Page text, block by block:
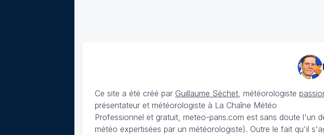
Ce site a été créé par Guillaume Séchet , météorologiste
présentateur et météorologiste à La Chaîne Météo
Professionnel et gratuit, meteo-paris.com est sans doute l'un
météo expertisées par un météorologiste). Outre le fait qu'il